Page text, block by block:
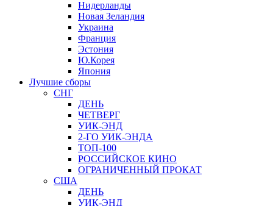
Нидерланды
Новая Зеландия
Украина
Франция
Эстония
Ю.Корея
Япония
Лучшие сборы
СНГ
ДЕНЬ
ЧЕТВЕРГ
УИК-ЭНД
2-ГО УИК-ЭНДА
ТОП-100
РОССИЙСКОЕ КИНО
ОГРАНИЧЕННЫЙ ПРОКАТ
США
ДЕНЬ
УИК-ЭНД